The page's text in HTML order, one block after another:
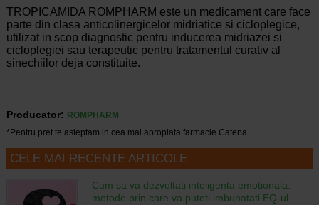
TROPICAMIDA ROMPHARM este un medicament care face
parte din clasa anticolinergicelor midriatice si cicloplegice,
utilizat in scop diagnostic pentru inducerea midriazei si
cicloplegiei sau terapeutic pentru tratamentul curativ al
sinechiilor deja constituite.
Producator:
ROMPHARM
*Pentru pret te asteptam in cea mai apropiata farmacie Catena
CELE MAI RECENTE ARTICOLE
Cum sa va dezvoltati inteligenta emotionala:
metode prin care va puteti imbunatati EQ-ul